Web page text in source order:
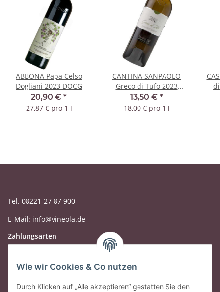
ABBONA Papa Celso
Dogliani 2023 DOCG
20,90 € *
27,87 € pro 1 l
CANTINA SANPAOLO
Greco di Tufo 2023
DOCG
13,50 € *
18,00 € pro 1 l
Tel. 08221-27 87 900
E-Mail: info@vineola.de
Zahlungsarten
Wie wir Cookies & Co nutzen
Durch Klicken auf „Alle akzeptieren“ gestatten Sie den